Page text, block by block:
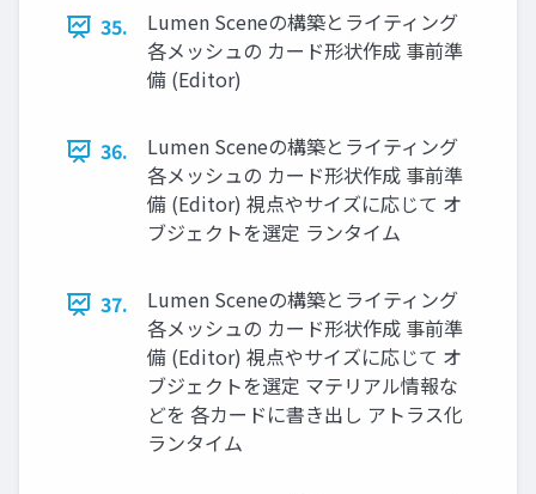
35.
Lumen Sceneの構築とライティング
各メッシュの カード形状作成 事前準
備 (Editor)
36.
Lumen Sceneの構築とライティング
各メッシュの カード形状作成 事前準
備 (Editor) 視点やサイズに応じて オ
ブジェクトを選定 ランタイム
37.
Lumen Sceneの構築とライティング
各メッシュの カード形状作成 事前準
備 (Editor) 視点やサイズに応じて オ
ブジェクトを選定 マテリアル情報な
どを 各カードに書き出し アトラス化
ランタイム